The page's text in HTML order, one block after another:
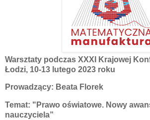
Warsztaty podczas XXXI Krajowej
Łodzi, 10-13 lutego 2023 roku
Prowadzący: Beata Florek
Temat: "Prawo oświatowe. Nowy
nauczyciela”